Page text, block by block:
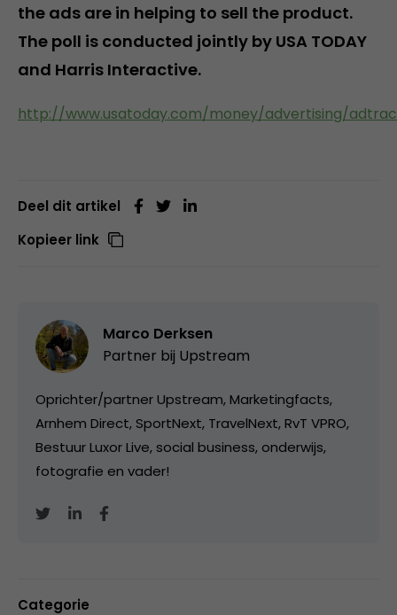
the ads are in helping to sell the product.
The poll is conducted jointly by USA TODAY
and Harris Interactive.
http://www.usatoday.com/money/advertising/
Deel dit artikel
Kopieer link
Marco Derksen
Partner bij Upstream
Oprichter/partner Upstream, Marketingfacts,
Arnhem Direct, SportNext, TravelNext, RvT VPRO,
Bestuur Luxor Live, social business, onderwijs,
fotografie en vader!
Categorie